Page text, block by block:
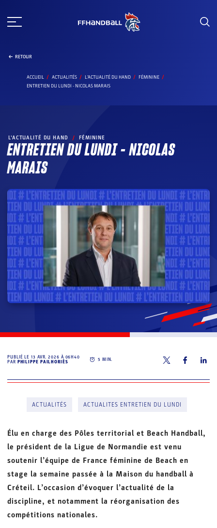
au
RETOUR
ACCUEIL ACTUALITÉS L’ACTUALITÉ DU HAND
FÉMININE
ENTRETIEN DU LUNDI - NICOLAS MARAIS
L’ACTUALITÉ DU HAND / FÉMININE
ENTRETIEN DU LUNDI – NICOLAS
MARAIS
PUBLIÉ LE13 AVR. 2026 À 06H40
PAR PHILIPPE PAILHORIÈS 5 MIN.
ACTUALITÉS ACTUALITES ENTRETIEN DU LUNDI
Élu en charge des Pôles territorial et Beach Handball,
le président de la Ligue de Normandie est venu
soutenir l’équipe de France féminine de Beach en
stage la semaine passée à la Maison du handball à
Créteil. L’occasion d’évoquer l’actualité de la
discipline, et notamment la réorganisation des
compétitions nationales.